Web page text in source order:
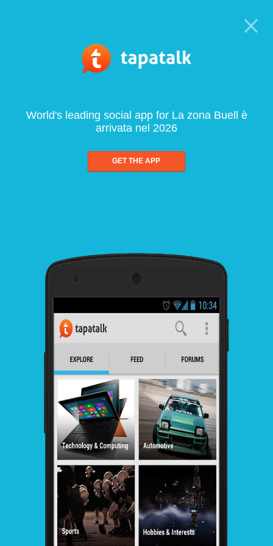
World's leading social app for La zona Buell è
arrivata nel 2026
GET THE APP